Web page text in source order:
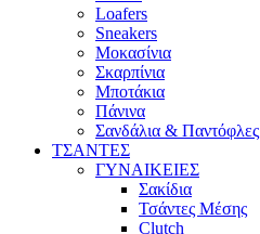
Loafers
Sneakers
Μοκασίνια
Σκαρπίνια
Μποτάκια
Πάνινα
Σανδάλια & Παντόφλες
ΤΣΑΝΤΕΣ
ΓΥΝΑΙΚΕΙΕΣ
Σακίδια
Τσάντες Μέσης
Clutch